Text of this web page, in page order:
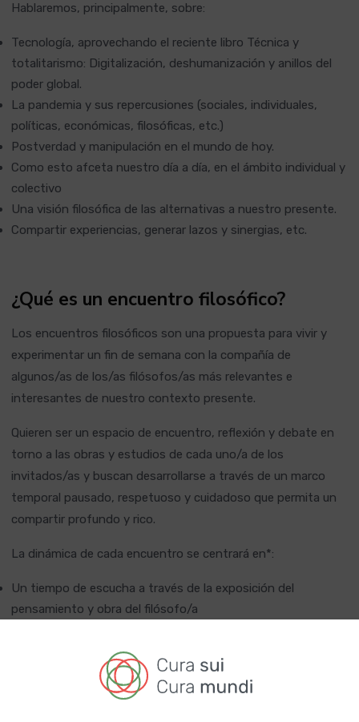
Hablaremos, principalmente, sobre:
Tecnología, aprovechando el reciente libro Técnica y
totalitarismo: Digitalización, deshumanización y anillos del
poder global.
La pandemia y sus repercusiones (sociales, individuales,
políticas, económicas, filosóficas, etc.)
Postverdad y manipulación en el mundo de hoy.
Como esto afceta nuestro día a día, en el ámbito individual y
colectivo
Una visión filosófica de las alternativas a nuestro presente.
Compartir experiencias, generar lazos y sinergias, etc.
¿Qué es un encuentro filosófico?
Los encuentros filosóficos son una propuesta para vivir y
experimentar un fin de semana con la compañía de
algunos/as de los/as filósofos/as más relevantes e
interesantes de nuestro contexto presente.
Quieren ser un espacio de encuentro, reflexión y debate en
torno a las obras y estudios de cada uno/a de los
invitados/as y buscan desarrollarse a través de un marco
temporal pausado, respetuoso y cuidadoso que permita un
compartir profundo y rico.
La dinámica de cada encuentro se centrará en*:
Un tiempo de escucha a través de la exposición del
pensamiento y obra del filósofo/a
reflexiones, debate, etc.
Un tiempo de indagación interna y personal que pueda
fomentar el trabajo de autoconocimiento gracias al trabajo